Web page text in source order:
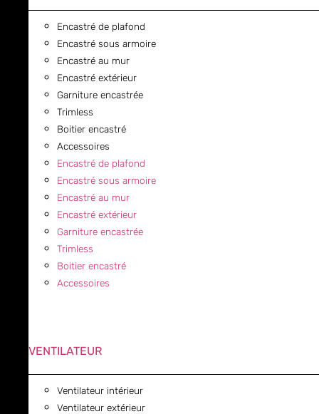
Encastré de plafond
Encastré sous armoire
Encastré au mur
Encastré extérieur
Garniture encastrée
Trimless
Boitier encastré
Accessoires
Encastré de plafond
Encastré sous armoire
Encastré au mur
Encastré extérieur
Garniture encastrée
Trimless
Boitier encastré
Accessoires
VENTILATEUR
Ventilateur intérieur
Ventilateur extérieur